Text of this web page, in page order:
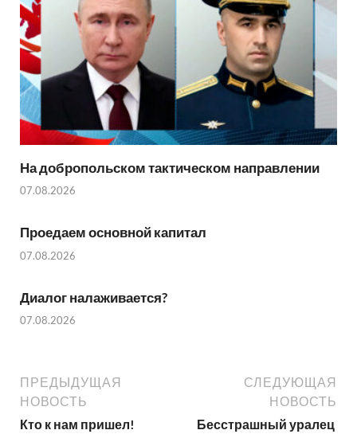
На добропольском тактическом направлении
07.08.2026
Проедаем основной капитал
07.08.2026
Диалог налаживается?
07.08.2026
ПРЕДЫДУЩАЯ
НОВОСТЬ
Кто к нам пришел!
СЛЕДУЮЩАЯ
НОВОСТЬ
Бесстрашный уралец